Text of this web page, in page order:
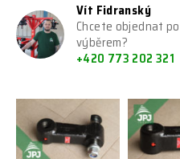
Vít Fidranský
Chcete objednat
výběrem?
+420 773 202 321